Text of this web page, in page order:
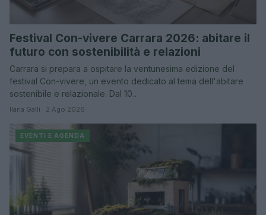
Festival Con-vivere Carrara 2026: abitare il
futuro con sostenibilità e relazioni
Carrara si prepara a ospitare la ventunesima edizione del
festival Con-vivere, un evento dedicato al tema dell'abitare
sostenibile e relazionale. Dal 10…
Ilaria Galli · 2 Ago 2026
EVENTI E AGENDA